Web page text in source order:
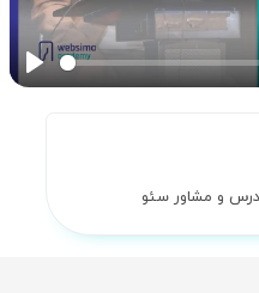
Play
و مشاور سئو